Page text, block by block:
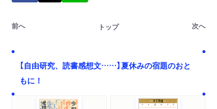
前へ トップ 次へ
【自由研究、読書感想文……】夏休みの宿題のおと
もに！